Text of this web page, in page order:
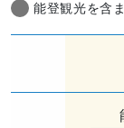
能登観光を含